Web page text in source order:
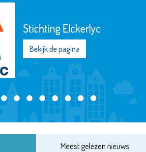
Stichting Elckerlyc
Bekijk de pagina
Meest gelezen nieuws